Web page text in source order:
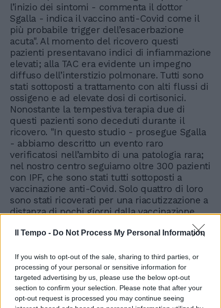
Il Tempo - Do Not Process My Personal Information
If you wish to opt-out of the sale, sharing to third parties, or
processing of your personal or sensitive information for
targeted advertising by us, please use the below opt-out
section to confirm your selection. Please note that after your
opt-out request is processed you may continue seeing
l’inizio dei sintomi - commenta il dottor
Sgalla - indica il vaccino anti-Covid come il
più probabile trigger dell’esacerbazione
acuta". Al momento del ricovero questi
pazienti presentavano indici di infiammazione
elevati; alla TAC era evidente un impegno
diffuso dell’interstizio polmonare. Tutti sono
stati sottoposti a trattamento con alti flussi di
ossigeno e ad elevate dosi di cortisonici.
Nonostante la tempestiva terapia due di
questi pazienti sono deceduti durante il
ricovero. "In questo studio - prosegue Sgalla
- abbiamo descritto un evento raro
verificatosi nell’ambito di una patologia rara;
nel nostro centro seguiamo oltre 300 pazienti
con IPF, che sono stati tutti sottoposti a
vaccinazione anti-Covid. Solo quattro di loro
sono stati ricoverati per una riacutizzazione a
distanza di pochi giorni dalla vaccinazione
vaccino non sembrano presentare
alcuni di questi pazienti, la liberazione di
citochine infiammatorie, causata dalla
vaccinazione, possa aver fatto da innesco di
questa esacerbazione acuta. Nelle linee guida
internazionali sulla IPF ad oggi le vaccinazioni